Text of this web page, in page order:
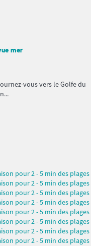
mer
vous vers le Golfe du